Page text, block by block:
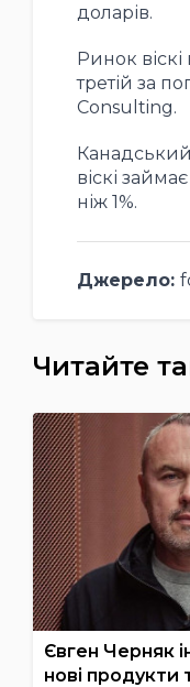
доларів.
Ринок
третій за
Consulting.
Канадський
віскі
ніж 1%.
Джерело:
Читайте
Євген Черняк
нові продукти